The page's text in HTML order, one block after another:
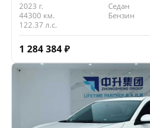
2023 г.
Седан
44300 км.
Бензин
122.37 л.с.
1 284 384 ₽